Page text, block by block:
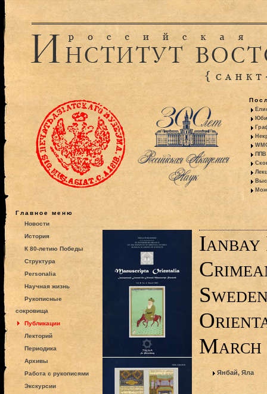
ППВ
Главное меню
Новости
История
К 80-летию Победы
Структура
Personalia
Научная жизнь
Рукописные
сокровища
Публикации
Лекторий
Периодика
Архивы
Работа с рукописями
Экскурсии
March
Янбай, Яла